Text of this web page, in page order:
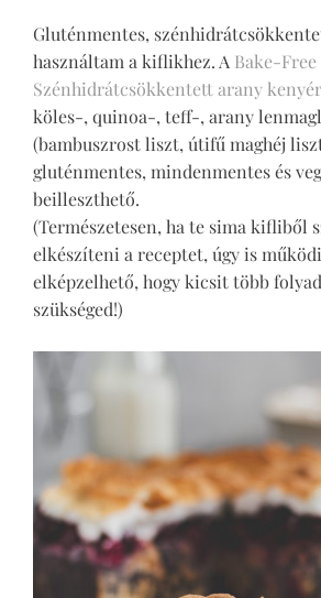
Gluténmentes,
használtam a kiflikhez. A Bake-Free
Szénhidrátcsökkentett arany
köles-, quinoa-, teff-, arany
(bambuszrost liszt, útifű maghéj
gluténmentes, mindenmentes és
beilleszthető.
(Természetesen, ha te sima kifliből
elkészíteni a receptet, úgy is
elképzelhető, hogy kicsit több
szükséged!)